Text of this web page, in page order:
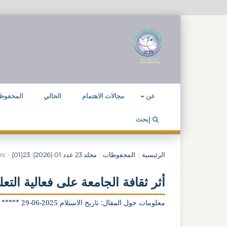
عن مجالات الاهتمام الحالي
إبحث
الرئيسية / المحفوظات / مجلد 23 عدد 01 (2026): 23(01) /
أثر ثقافة الجامعة على فعالية
معلومات حول المقال: تاريخ الاستلام 2025-06-29 ***** تاريخ القبول 29-04-2026